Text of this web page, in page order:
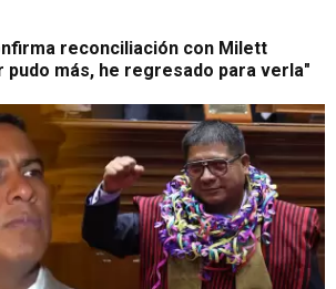
reconciliación con Milett
pudo más, he regresado para verla"